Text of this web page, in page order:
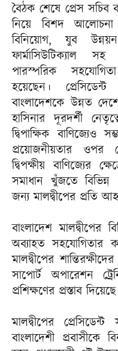
বৈঠক শেষে প্রেস সচিব
নিয়ে বিশদ
বিনিয়োগ, যুব
ফার্মাসিউটিক্যাল
পারস্পরিক
হয়েছেন।
বাংলাদেশকে উন্নত
হাসিনার দূরদর্শী
দ্বিপাক্ষিক বাণিজ্যেও
প্রয়োজনীয়তার ওপর
দ্বিপক্ষীয় বাণিজ্যের
সমাধান খুঁজতে
জন্য মালদ্বীপের প্রতি
বাংলাদেশ মালদ্বীপের
অব্যাহত সহযোগিতার
মালদ্বীপের
সাপোর্ট অপারেশন
প্রশিক্ষণের প্রস্তাব
মালদ্বীপের
বাংলাদেশী প্রবাসীকে